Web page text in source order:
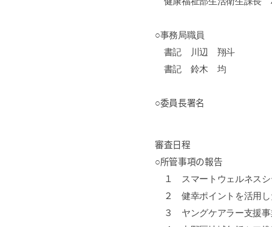
○事務局職員
書記 川辺 翔斗
書記 鈴木 均
○委員長署名
審査日程
○所管事項の報告
１
スマートウェルネス
２ 健幸ポイントを活用
３ ヤングケアラー支援